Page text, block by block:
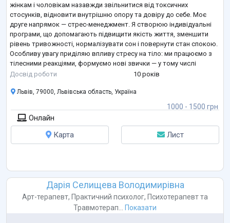
жінкам і чоловікам назавжди звільнитися від токсичних
стосунків, відновити внутрішню опору та довіру до себе. Моє
друге напрямок — стрес-менеджмент. Я створюю індивідуальні
програми, що допомагають підвищити якість життя, зменшити
рівень тривожності, нормалізувати сон і повернути стан спокою.
Особливу увагу приділяю впливу стресу на тіло: ми працюємо з
тілесними реакціями, формуємо нові звички — у тому числі
пов’язані зі сном, харчуванням і фізичною активністю. Я
Досвід роботи 10 років
1000 - 1500 грн
Львів, 79000, Львівська область, Україна
Онлайн
Карта
Лист
Дарія Селищева Володимирівна
Арт-терапевт, Практичний психолог, Психотерапевтта
Травмотерап...
Показати